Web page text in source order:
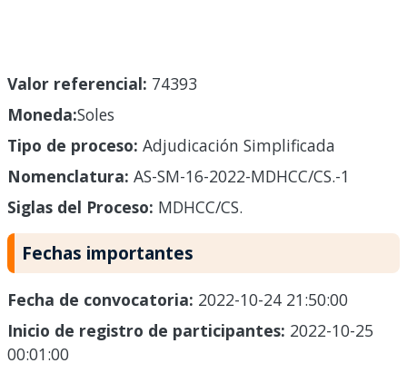
Valor referencial: 74393
Moneda:Soles
Tipo de proceso: Adjudicación Simplificada
Nomenclatura: AS-SM-16-2022-MDHCC/CS.-1
Siglas del Proceso: MDHCC/CS.
Fechas importantes
Fecha de convocatoria: 2022-10-24 21:50:00
Inicio de registro de participantes: 2022-10-25
00:01:00